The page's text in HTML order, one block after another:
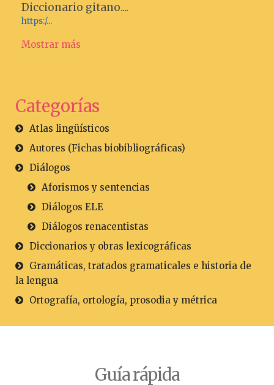
Diccionario gitano....
https:/...
Mostrar más
Categorías
Atlas lingüísticos
Autores (Fichas biobibliográficas)
Diálogos
Aforismos y sentencias
Diálogos ELE
Diálogos renacentistas
Diccionarios y obras lexicográficas
Gramáticas, tratados gramaticales e historia de
la lengua
Ortografía, ortología, prosodia y métrica
Guía rápida